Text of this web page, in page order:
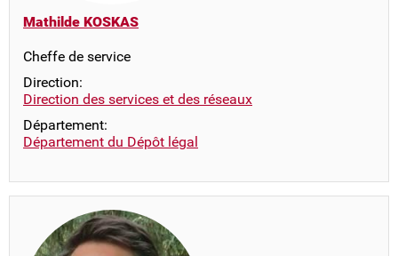
Mathilde KOSKAS
Cheffe de service
Direction:
Direction des services et des réseaux
Département:
Département du Dépôt légal